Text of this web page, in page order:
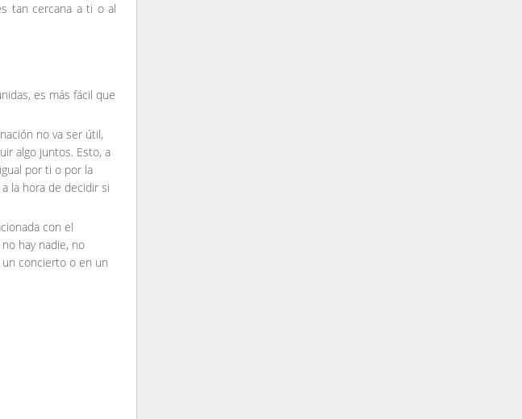
tan cercana a ti o al
es más fácil que
no va ser útil,
algo juntos. Esto, a
por ti o por la
la hora de decidir si
con el
hay nadie, no
concierto o en un